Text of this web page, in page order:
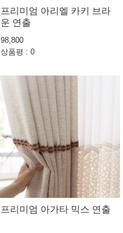
프리미엄 아리엘 카키 브라
운 연출
98,800
상품평 : 0
프리미엄 아가타 믹스 연출